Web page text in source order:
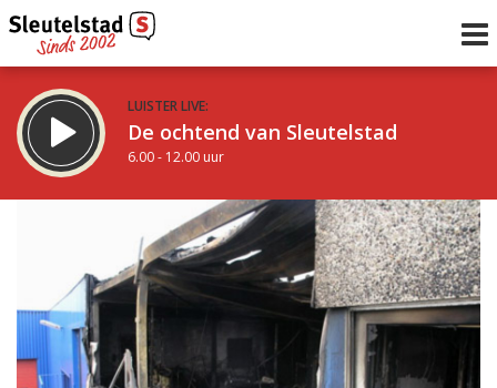
LUISTER LIVE:
De ochtend van Sleutelstad
6.00 - 12.00 uur
De middag van Sleutelstad
Vorig uur
uur 1 van 0 Volgend uur
Inklappen